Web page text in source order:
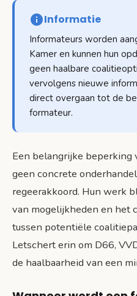
Informatie
Informateurs worden
Kamer en kunnen hun
geen haalbare
vervolgens nieuwe
direct overgaan tot de
formateur.
Een belangrijke beperking
geen concrete
regeerakkoord. Hun werk
van mogelijkheden en het
tussen potentiële
Letschert erin om D66,
de haalbaarheid van een